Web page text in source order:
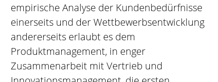
empirische Analyse der Kundenbedürfnisse
einerseits und der Wettbewerbsentwicklung
andererseits erlaubt es dem
Produktmanagement, in enger
Zusammenarbeit mit Vertrieb und